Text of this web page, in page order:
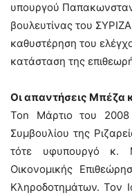
υπουργού
βουλευτίνας του
καθυστέρηση του
κατάσταση της
Οι απαντήσεις Μπέζα
Τοn Μάρτιο του
Συμβουλίου της
τότε υφυπουργό κ.
Οικονομικής
Κληροδοτημάτων. Τον